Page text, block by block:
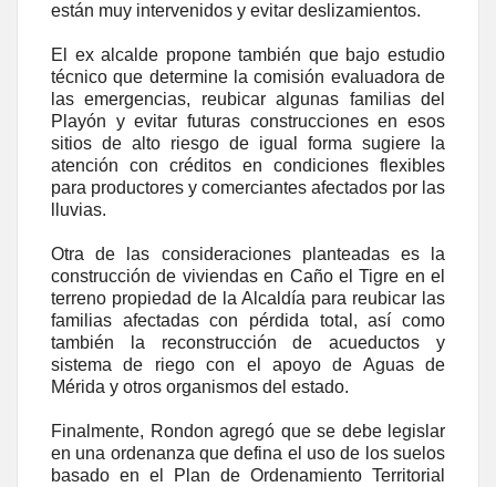
están muy intervenidos y evitar deslizamientos.
El ex alcalde propone también que bajo estudio
técnico que determine la comisión evaluadora de
las emergencias, reubicar algunas familias del
Playón y evitar futuras construcciones en esos
sitios de alto riesgo de igual forma sugiere la
atención con créditos en condiciones flexibles
para productores y comerciantes afectados por las
lluvias.
Otra de las consideraciones planteadas es la
construcción de viviendas en Caño el Tigre en el
terreno propiedad de la Alcaldía para reubicar las
familias afectadas con pérdida total, así como
también la reconstrucción de acueductos y
sistema de riego con el apoyo de Aguas de
Mérida y otros organismos del estado.
Finalmente, Rondon agregó que se debe legislar
en una ordenanza que defina el uso de los suelos
basado en el Plan de Ordenamiento Territorial